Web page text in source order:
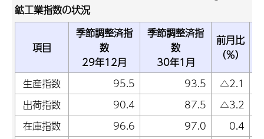
鉱工業指数の状況
項目
季節調整済指
数
29年12月
季節調整済指
数
30年1月
前月比
（％）
生産指数 95.5 93.5
△2.1
出荷指数
90.4 87.5
△3.2
在庫指数
96.6 97.0
0.4